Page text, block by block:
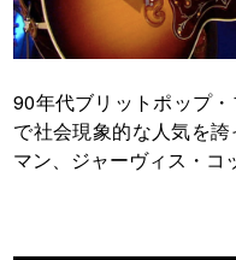
90年代ブリットポップ
で社会現象的な人気を
マン、ジャーヴィス・コ